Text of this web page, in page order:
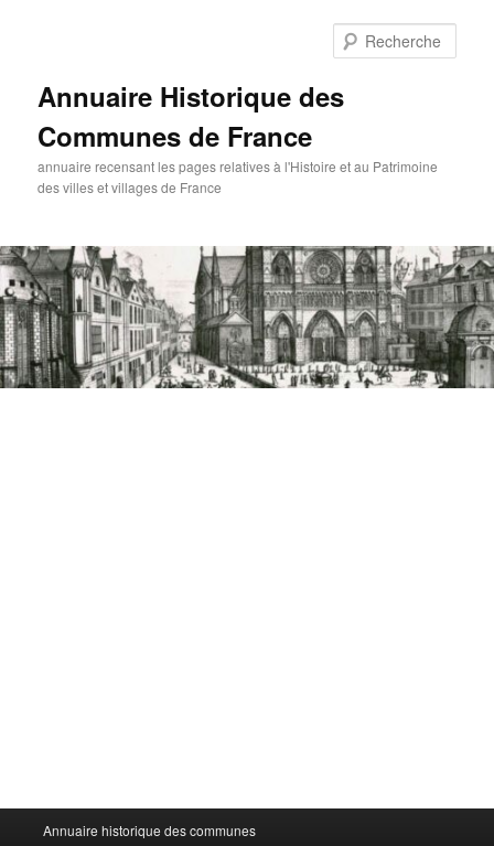
Annuaire Historique des
Communes de France
annuaire recensant les pages relatives à l'Histoire et au Patrimoine
des villes et villages de France
Menu
Annuaire historique des communes